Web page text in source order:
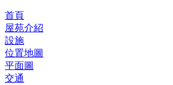
首頁
屋苑介紹
設施
位置地圖
平面圖
交通